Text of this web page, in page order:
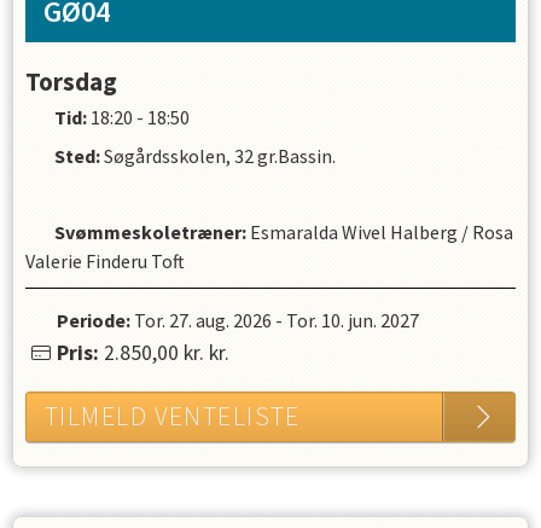
GØ04
Torsdag
Tid: 18:20 - 18:50
Sted:Søgårdsskolen, 32 gr.Bassin.
Svømmeskoletræner: Esmaralda Wivel Halberg / Rosa
Valerie Finderu Toft
Periode: Tor. 27. aug. 2026 - Tor. 10. jun. 2027
Pris: 2.850,00 kr. kr.
TILMELD VENTELISTE